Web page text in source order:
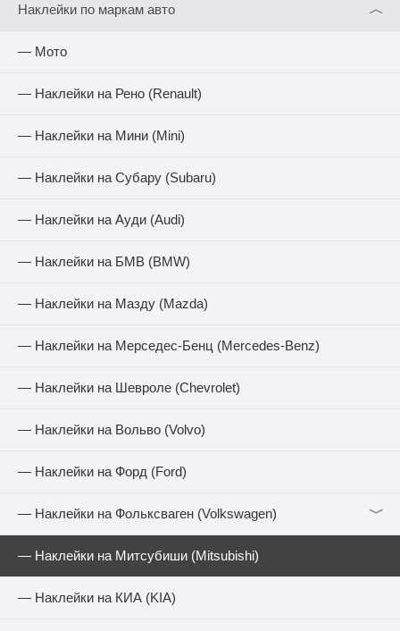
Наклейки по маркам авто ︿
— Мото
— Наклейки на Рено (Renault)
— Наклейки на Мини (Mini)
— Наклейки на Субару (Subaru)
— Наклейки на Ауди (Audi)
— Наклейки на БМВ (BMW)
— Наклейки на Мазду (Mazda)
— Наклейки на Мерседес-Бенц (Mercedes-Benz)
— Наклейки на Шевроле (Chevrolet)
— Наклейки на Вольво (Volvo)
— Наклейки на Форд (Ford)
— Наклейки на Фольксваген (Volkswagen) ﹀
— Наклейки на Митсубиши (Mitsubishi)
— Наклейки на КИА (KIA)